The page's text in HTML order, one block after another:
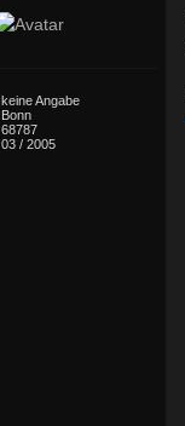
keine Angabe
Bonn
68787
03 / 2005